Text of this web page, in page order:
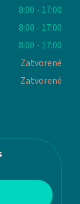
8:00 - 17:00
8:00 - 17:00
8:00 - 17:00
Zatvorené
Zatvorené